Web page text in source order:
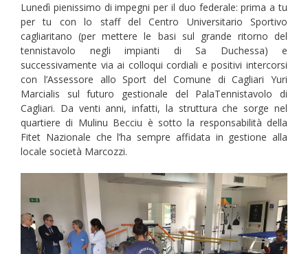
Lunedì pienissimo di impegni per il duo federale: prima a tu
per tu con lo staff del Centro Universitario Sportivo
cagliaritano (per mettere le basi sul grande ritorno del
tennistavolo negli impianti di Sa Duchessa) e
successivamente via ai colloqui cordiali e positivi intercorsi
con l’Assessore allo Sport del Comune di Cagliari Yuri
Marcialis sul futuro gestionale del PalaTennistavolo di
Cagliari. Da venti anni, infatti, la struttura che sorge nel
quartiere di Mulinu Becciu è sotto la responsabilità della
Fitet Nazionale che l’ha sempre affidata in gestione alla
locale società Marcozzi.